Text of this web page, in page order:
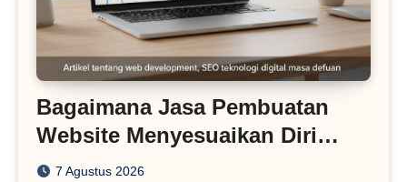
Bagaimana Jasa Pembuatan
Website Menyesuaikan Diri
dengan Algoritma SEO Masa
7 Agustus 2026